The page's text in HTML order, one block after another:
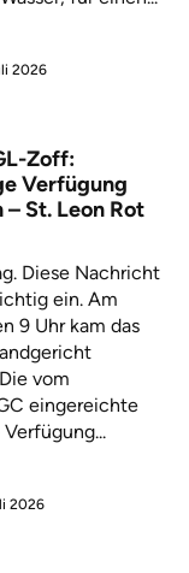
2026
Zoff:
Verfügung
St. Leon Rot
Diese Nachricht
ein. Am
9 Uhr kam das
vom
eingereichte
2026